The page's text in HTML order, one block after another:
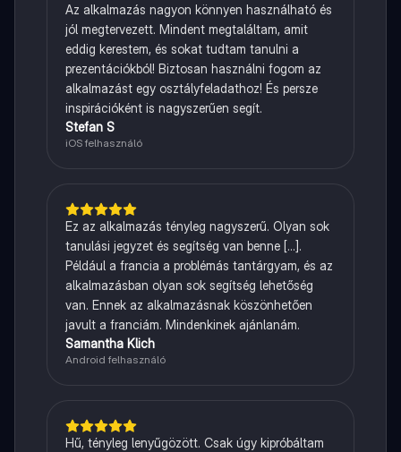
Az alkalmazás nagyon könnyen használható és
jól megtervezett. Mindent megtaláltam, amit
eddig kerestem, és sokat tudtam tanulni a
prezentációkból! Biztosan használni fogom az
alkalmazást egy osztályfeladathoz! És persze
inspirációként is nagyszerűen segít.
Stefan S
iOS felhasználó
Ez az alkalmazás tényleg nagyszerű. Olyan sok
tanulási jegyzet és segítség van benne [...].
Például a francia a problémás tantárgyam, és az
alkalmazásban olyan sok segítség lehetőség
van. Ennek az alkalmazásnak köszönhetően
javult a franciám. Mindenkinek ajánlanám.
Samantha Klich
Android felhasználó
Hű, tényleg lenyűgözött. Csak úgy kipróbáltam